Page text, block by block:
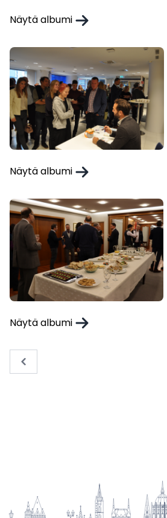
Näytä albumi
Näytä albumi
Näytä albumi
« Previous